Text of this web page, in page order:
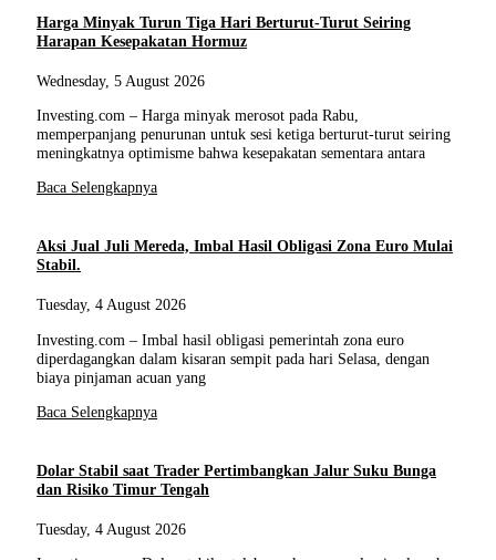
Harga Minyak Turun Tiga Hari Berturut-Turut Seiring
Harapan Kesepakatan Hormuz
Wednesday, 5 August 2026
Investing.com – Harga minyak merosot pada Rabu,
memperpanjang penurunan untuk sesi ketiga berturut-turut seiring
meningkatnya optimisme bahwa kesepakatan sementara antara
Baca Selengkapnya
Aksi Jual Juli Mereda, Imbal Hasil Obligasi Zona Euro Mulai
Stabil.
Tuesday, 4 August 2026
Investing.com – Imbal hasil obligasi pemerintah zona euro
diperdagangkan dalam kisaran sempit pada hari Selasa, dengan
biaya pinjaman acuan yang
Baca Selengkapnya
Dolar Stabil saat Trader Pertimbangkan Jalur Suku Bunga
dan Risiko Timur Tengah
Tuesday, 4 August 2026